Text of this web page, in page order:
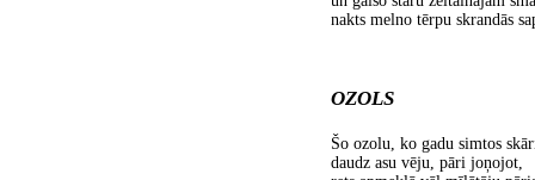
nakts melno tērpu skrandās
OZOLS
Šo ozolu, ko gadu simtos
daudz asu vēju, pāri joņojot,